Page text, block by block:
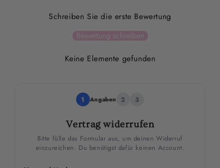
Schreiben Sie die erste Bewertung
Bewertung schreiben
Keine Elemente gefunden
1 Angaben 2 3
Vertrag widerrufen
Bitte fülle das Formular aus, um deinen Widerruf
einzureichen. Du benötigst dafür keinen Account.